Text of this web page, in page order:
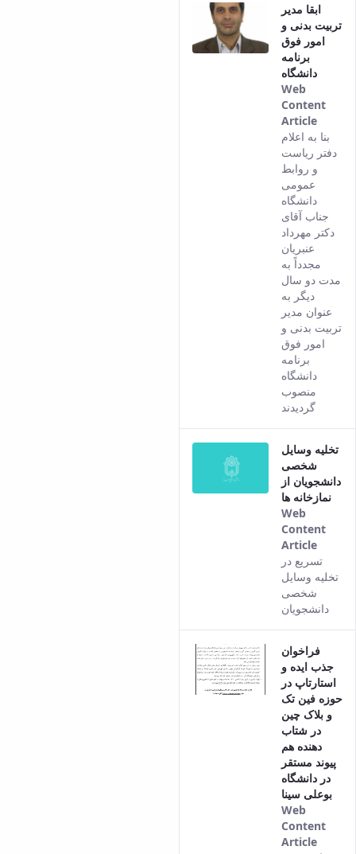
ابقا مدیر
تربیت بدنی و
امور فوق
برنامه
دانشگاه
Web
Content
Article
This
result
بنا به اعلام
دفتر ریاست
و روابط
عمومی
دانشگاه
جناب آقای
دکتر مهرداد
عنبریان
مجدداً به
مدت دو سال
دیگر به
عنوان مدیر
تربیت بدنی و
امور فوق
برنامه
دانشگاه
منصوب
گردیدند
تخلیه وسایل
شخصی
دانشجویان از
نمازخانه ها
Web
Content
Article
This
result
from
of this
تسریع در
تخلیه وسایل
شخصی
دانشجویان
فراخوان
جذب ایده و
استارتاپ در
حوزه فین تک
و بلاک چین
در شتاب
دهنده هم
پیوند مستقر
در دانشگاه
بوعلی سینا
Web
Content
Article